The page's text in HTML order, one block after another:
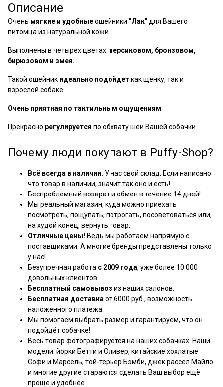
Описание
Очень мягкие и удобныеошейники "Лак" для Вашего
питомца из натуральной кожи.
Выполнены в четырех цветах: персиковом, бронзовом,
бирюзовом и змея.
Такой ошейник идеально подойдеткак щенку, так и
взрослой собаке.
Очень приятная по тактильным ощущениям
Прекрасно регулируется по обхвату шеи Вашей собачки.
Почему люди покупают в Puffy-Shop?
Всё всегда в наличии. У нас свой склад. Если написано
что товар в наличии, значит так оно и есть!
Беспроблемный возврат и обмен в течение 14 дней!
Мы реальный магазин, куда можно приехать
посмотреть, пощупать, потрогать, посоветоваться или,
на худой конец, вернуть товар.
Отличные цены! Ведь мы работаем напрямую с
поставщиками. А многие бренды представлены только
у нас!
Безупречная работа с 2009 года, уже более 10 000
довольных клиентов.
Бесплатный самовывоз из наших салонов.
Бесплатная доставка от 6000 руб., возможность
наложенного платежа.
Мы помогаем выбрать размер и гарантируем, что он
подойдёт собачке!
Весь товар фотографируется на наших собачках. Наши
модели: йорки Бетти и Оливер, китайские хохлатые
Софи и Марсель, той-терьер Бэмби, джек рассел Майло
и многие другие стараются сделать Ваш выбор ещё
проще и удобнее.